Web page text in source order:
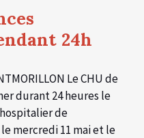
24h
Le CHU de
durant 24 heures le
de
mercredi 11 mai et le